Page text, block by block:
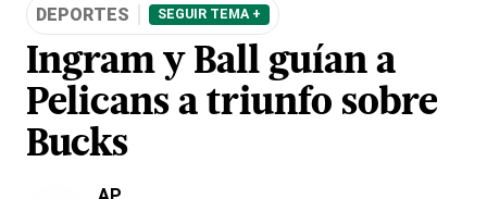
DEPORTES SEGUIR TEMA +
Ingram y Ball guían a
Pelicans a triunfo sobre
Bucks